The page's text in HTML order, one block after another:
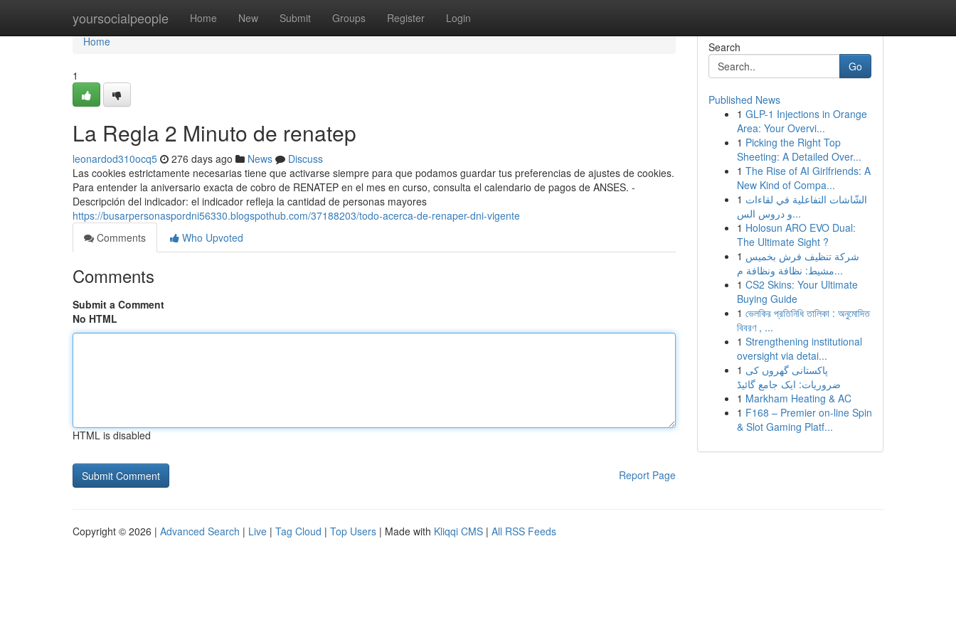
yoursocialpeople Home New Submit Groups Register Login
Home
Home
1
La Regla 2 Minuto de renatep
leonardod310ocq5 276 days ago News
Discuss
Las cookies estrictamente necesarias tiene que activarse siempre para que podamos guardar tus preferencias de ajustes de cookies.
Para entender la aniversario exacta de cobro de ⁣RENATEP en el mes en curso, consulta el calendario de ​pagos de ANSES. -
Descripción del indicador: el indicador refleja la cantidad de personas mayores
https://busarpersonaspordni56330.blogspothub.com/37188203/todo-acerca-de-renaper-dni-vigente
Comments
Who Upvoted
Comments
Submit a Comment
No HTML
HTML is disabled
Report Page
Search
Go
Published News
1 GLP-1 Injections in Orange
Area: Your Overvi...
1 Picking the Right Top
Sheeting: A Detailed Over...
1 The Rise of AI Girlfriends: A
New Kind of Compa...
1 الشّاشات التفاعلية في لقاءات
و دروس الس...
1 Holosun ARO EVO Dual:
The Ultimate Sight ?
1 شركة تنظيف فرش بخميس
مشيط: نظافة ونظافة م...
1 CS2 Skins: Your Ultimate
Buying Guide
1 ভেলকির প্রতিনিধি তালিকা : অনুমোদিত
বিবরণ , ...
1 Strengthening institutional
oversight via detai...
1 پاکستانی گھروں کی
ضروریات: ایک جامع گائیڈ
1 Markham Heating & AC
1 F168 – Premier on-line Spin
& Slot Gaming Platf...
Copyright © 2026 | Advanced Search | Live | Tag Cloud | Top Users | Made with Kliqqi CMS | All RSS Feeds